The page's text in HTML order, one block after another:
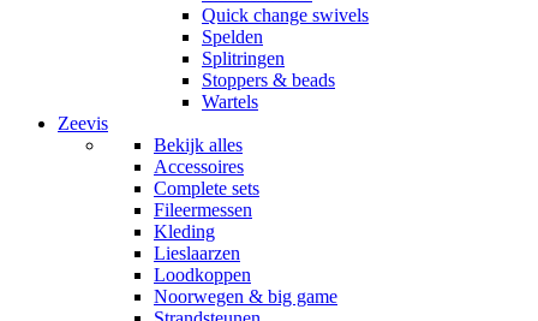
Quick change swivels
Spelden
Splitringen
Stoppers & beads
Wartels
Zeevis
Bekijk alles
Accessoires
Complete sets
Fileermessen
Kleding
Lieslaarzen
Loodkoppen
Noorwegen & big game